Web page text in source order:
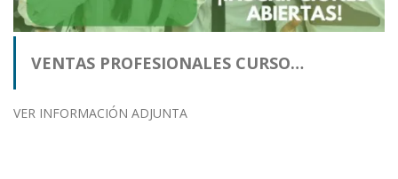
VENTAS PROFESIONALES CURSO…
VER INFORMACIÓN ADJUNTA